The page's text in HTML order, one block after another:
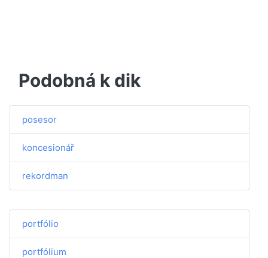
Podobná k dik
posesor
koncesionář
rekordman
portfólio
portfólium